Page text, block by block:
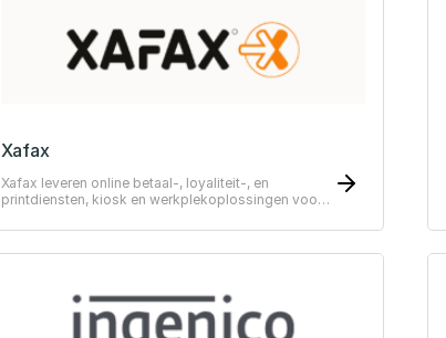
Xafax
Xafax leveren online betaal-, loyaliteit-, en
printdiensten, kiosk en werkplekoplossingen voor
geavanceerde systemen.